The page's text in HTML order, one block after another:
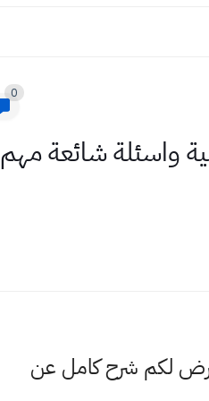
0
واسئلة شائعة مهم
لكم شرح كامل عن